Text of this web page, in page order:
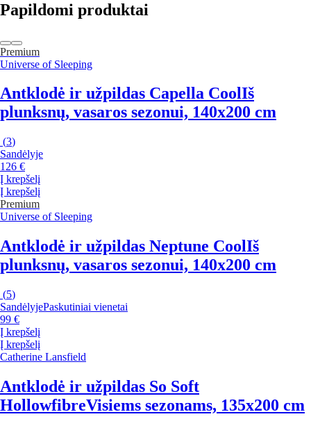
Papildomi produktai
Premium
Universe of Sleeping
Antklodė ir užpildas Capella CoolIš
plunksnų, vasaros sezonui, 140x200 cm
(3)
Sandėlyje
126 €
Į krepšelį
Į krepšelį
Premium
Universe of Sleeping
Antklodė ir užpildas Neptune CoolIš
plunksnų, vasaros sezonui, 140x200 cm
(5)
SandėlyjePaskutiniai vienetai
99 €
Į krepšelį
Į krepšelį
Catherine Lansfield
Antklodė ir užpildas So Soft
HollowfibreVisiems sezonams, 135x200 cm